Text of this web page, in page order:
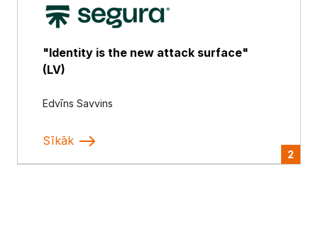
"Identity is the new attack surface"
(LV)
Edvīns Savvins
Sīkāk
2